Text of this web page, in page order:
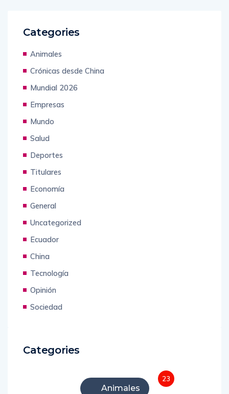
Categories
Animales
Crónicas desde China
Mundial 2026
Empresas
Mundo
Salud
Deportes
Titulares
Economía
General
Uncategorized
Ecuador
China
Tecnología
Opinión
Sociedad
Categories
Animales
23